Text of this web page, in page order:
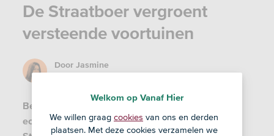
De Straatboer vergroent
versteende voortuinen
Door Jasmine
Betegelde tuinen zijn een doorn in het oog van
ecoloog Christiaan Kuipers. Met Stichting
Welkom op Vanaf Hier
We willen graag cookies van ons en derden
plaatsen. Met deze cookies verzamelen we